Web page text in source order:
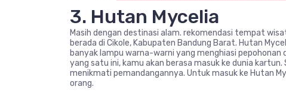
3. Hutan Mycelia
Masih dengan destinasi alam. rekomendasi tempat
berada di Cikole, Kabupaten Bandung Barat. Hutan
banyak lampu warna-warni yang menghiasi
yang satu ini, kamu akan berasa masuk ke dunia
menikmati pemandangannya. Untuk masuk ke Hutan
orang.